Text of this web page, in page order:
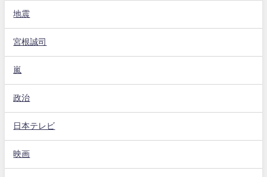
地震
宮根誠司
嵐
政治
日本テレビ
映画